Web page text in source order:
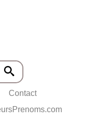
Contact